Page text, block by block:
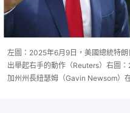
左圖：2025年6月9日，美國總統特
出舉起右手的動作（Reuters）右圖
加州州長紐瑟姆（Gavin Newsom）